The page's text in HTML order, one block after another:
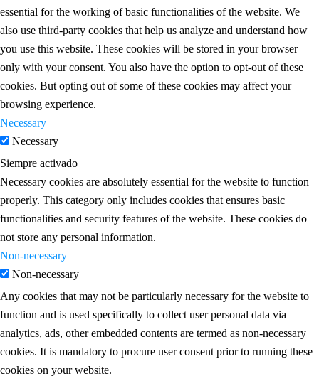
essential for the working of basic functionalities of the website. We
also use third-party cookies that help us analyze and understand how
you use this website. These cookies will be stored in your browser
only with your consent. You also have the option to opt-out of these
cookies. But opting out of some of these cookies may affect your
browsing experience.
Necessary
Necessary
Siempre activado
Necessary cookies are absolutely essential for the website to function
properly. This category only includes cookies that ensures basic
functionalities and security features of the website. These cookies do
not store any personal information.
Non-necessary
Non-necessary
Any cookies that may not be particularly necessary for the website to
function and is used specifically to collect user personal data via
analytics, ads, other embedded contents are termed as non-necessary
cookies. It is mandatory to procure user consent prior to running these
cookies on your website.